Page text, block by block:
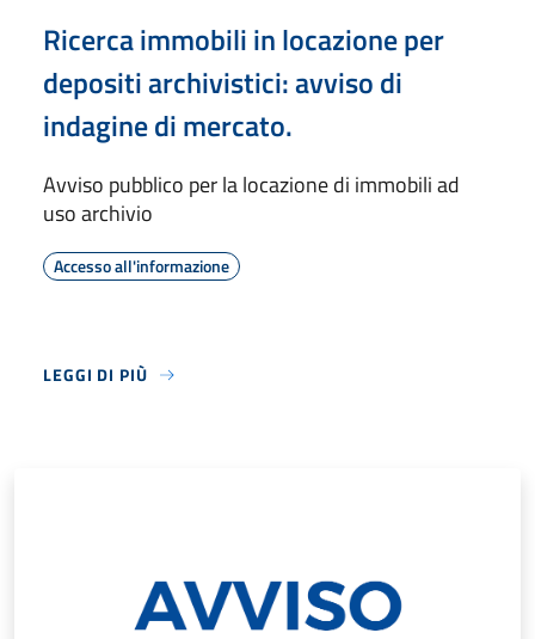
Ricerca immobili in locazione per
depositi archivistici: avviso di
indagine di mercato.
Avviso pubblico per la locazione di immobili ad
uso archivio
Accesso all'informazione
LEGGI DI PIÙ